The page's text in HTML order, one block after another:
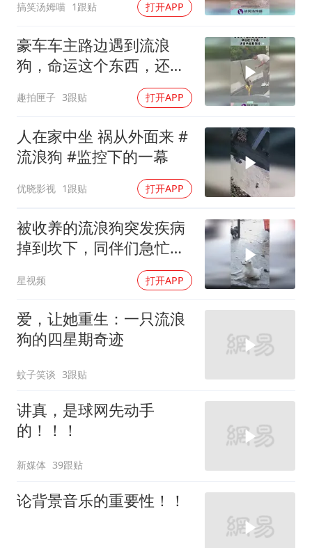
万岁山接盘烂尾恒大文旅城
张本智和：零封向鹏不意外
习近平心系体育强国建设
搞笑汤姆喵 1跟贴 打开APP
豪车车主路边遇到流浪
狗，命运这个东西，还是
趣拍匣子 3跟贴 打开APP
人在家中坐 祸从外面来 #
流浪狗 #监控下的一幕
优晓影视 1跟贴 打开APP
被收养的流浪狗突发疾病
掉到坎下，同伴们急忙围
星视频 打开APP
爱，让她重生：一只流浪
狗的四星期奇迹
蚊子笑谈 3跟贴
讲真，是球网先动手
的！！！
新媒体 39跟贴
论背景音乐的重要性！！